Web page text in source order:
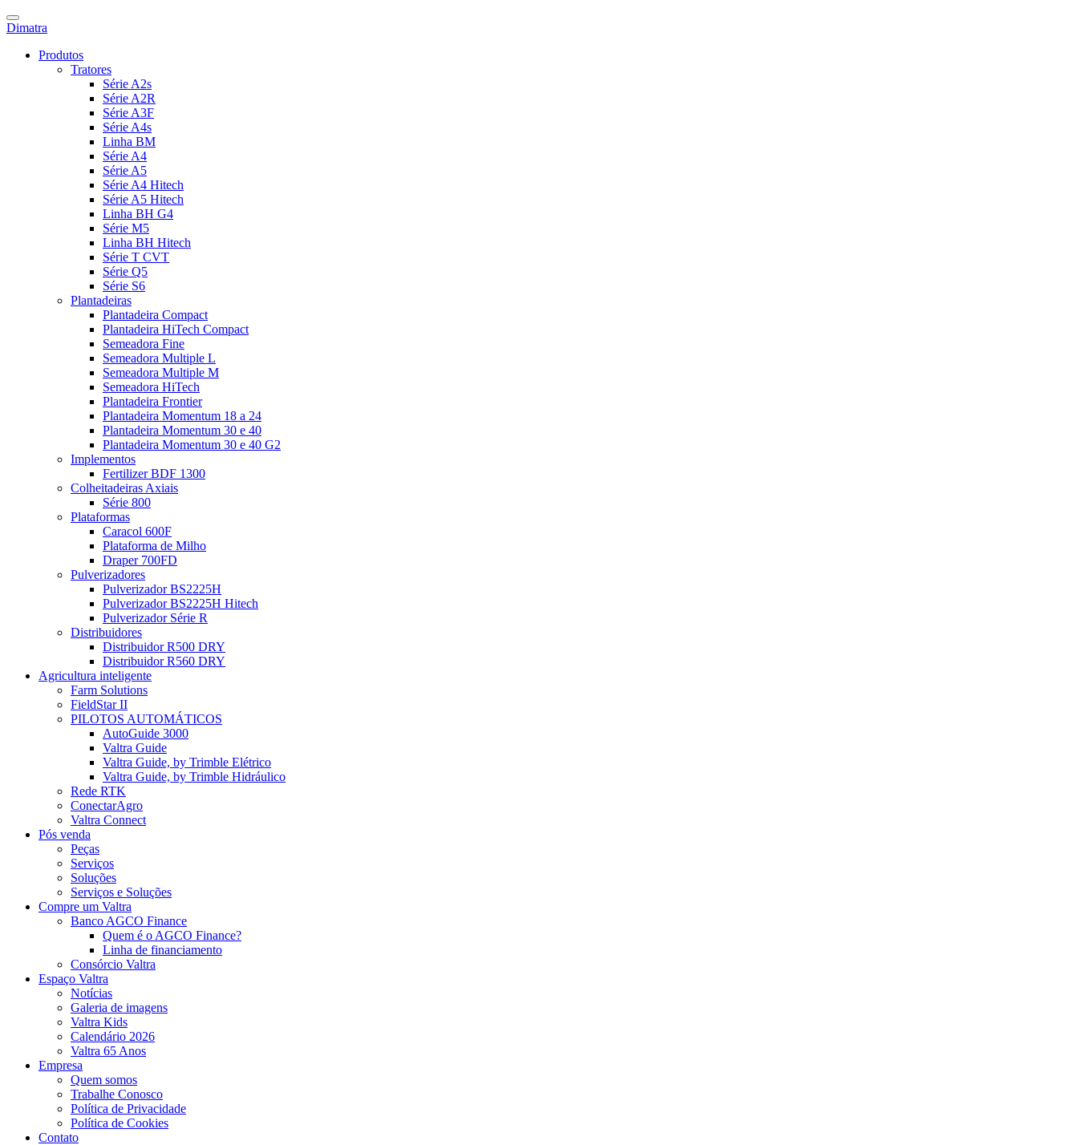
Dimatra
Produtos
Tratores
Série A2s
Série A2R
Série A3F
Série A4s
Linha BM
Série A4
Série A5
Série A4 Hitech
Série A5 Hitech
Linha BH G4
Série M5
Linha BH Hitech
Série T CVT
Série Q5
Série S6
Plantadeiras
Plantadeira Compact
Plantadeira HiTech Compact
Semeadora Fine
Semeadora Multiple L
Semeadora Multiple M
Semeadora HiTech
Plantadeira Frontier
Plantadeira Momentum 18 a 24
Plantadeira Momentum 30 e 40
Plantadeira Momentum 30 e 40 G2
Implementos
Fertilizer BDF 1300
Colheitadeiras Axiais
Série 800
Plataformas
Caracol 600F
Plataforma de Milho
Draper 700FD
Pulverizadores
Pulverizador BS2225H
Pulverizador BS2225H Hitech
Pulverizador Série R
Distribuidores
Distribuidor R500 DRY
Distribuidor R560 DRY
Agricultura inteligente
Farm Solutions
FieldStar II
PILOTOS AUTOMÁTICOS
AutoGuide 3000
Valtra Guide
Valtra Guide, by Trimble Elétrico
Valtra Guide, by Trimble Hidráulico
Rede RTK
ConectarAgro
Valtra Connect
Pós venda
Peças
Serviços
Soluções
Serviços e Soluções
Compre um Valtra
Banco AGCO Finance
Quem é o AGCO Finance?
Linha de financiamento
Consórcio Valtra
Espaço Valtra
Notícias
Galeria de imagens
Valtra Kids
Calendário 2026
Valtra 65 Anos
Empresa
Quem somos
Trabalhe Conosco
Política de Privacidade
Política de Cookies
Contato